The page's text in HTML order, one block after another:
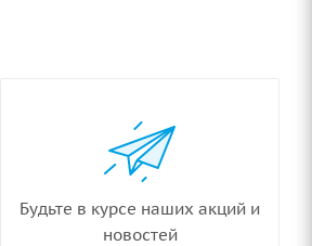
Будьте в курсе наших акций и
новостей